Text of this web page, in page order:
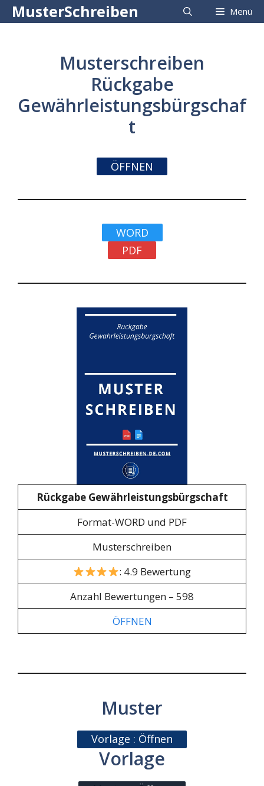
Zum
Inhalt
MusterSchreiben Menü
Musterschreiben
Rückgabe
Gewährleistungsbürgschaf
t
ÖFFNEN
WORD
PDF
Rückgabe Gewährleistungsbürgschaft
Format-WORD und PDF
Musterschreiben
: 4.9 Bewertung
Anzahl Bewertungen – 598
ÖFFNEN
Muster
Vorlage : Öffnen
Vorlage